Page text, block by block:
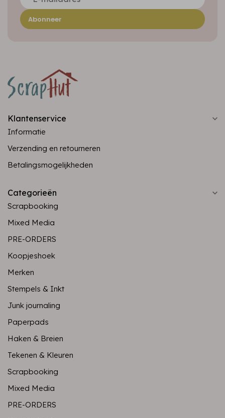
Abonneer
Klantenservice
Informatie
Verzending en retourneren
Betalingsmogelijkheden
Categorieën
Scrapbooking
Mixed Media
PRE-ORDERS
Koopjeshoek
Merken
Stempels & Inkt
Junk journaling
Paperpads
Haken & Breien
Tekenen & Kleuren
Scrapbooking
Mixed Media
PRE-ORDERS